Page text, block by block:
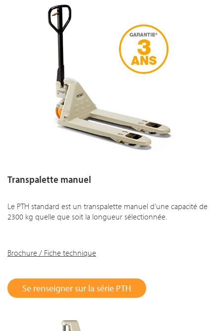
Transpalette manuel
Le PTH standard est un transpalette manuel d’une capacité de
2300 kg quelle que soit la longueur sélectionnée.
Brochure / Fiche technique
Se renseigner sur la série PTH